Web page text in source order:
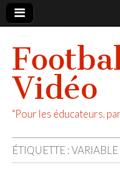
Vidéo
"Pour les éducateurs,
ÉTIQUETTE :VARIABLE